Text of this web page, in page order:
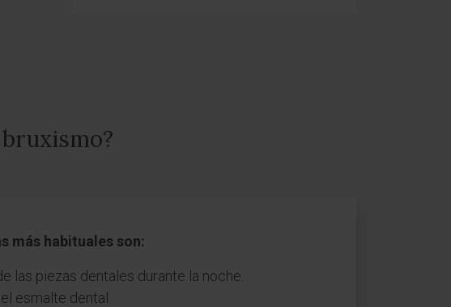
más habituales son:
las piezas dentales durante la noche.
esmalte dental.